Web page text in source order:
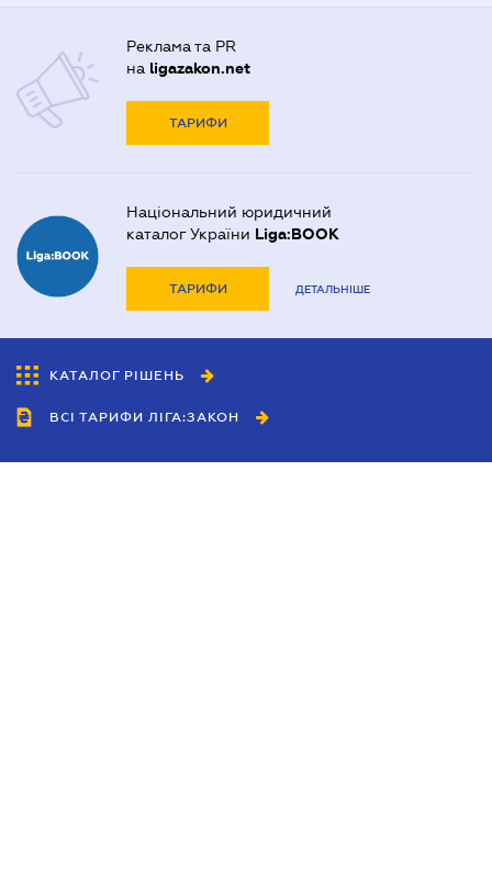
Реклама та PR
на ligazakon.net
ТАРИФИ
Національний юридичний
каталог України Liga:BOOK
ТАРИФИ ДЕТАЛЬНІШЕ
КАТАЛОГ РІШЕНЬ
ВСІ ТАРИФИ ЛІГА:ЗАКОН